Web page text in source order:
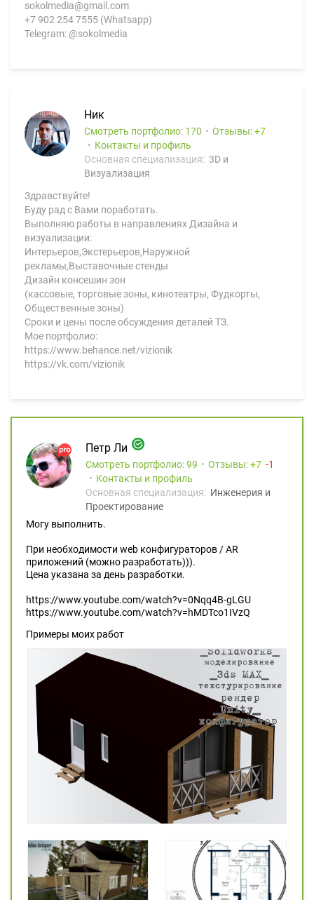
sokolmedia@gmail.com
+7 902 254 7555 (Whatsapp)
Telegram: @sokolmedia
Ник
Смотреть портфолио: 170 Отзывы:
7
Контакты и профиль
Основная специализация: 3D и
Визуализация
Здравствуйте!
Буду рад с Вами поработать.
Выполняю работы в направлениях Дизайна и
визуализации:
Интерьеров,Экстерьеров,Наружной
рекламы,Выставочные стенды
Дизайн консешин зон
(кассовые, торговые зоны, кинотеатры, Фудкорты,
Общественные зоны)
Сроки и цены после обсуждения деталей ТЗ.
Мое портфолио:
https://www.behance.net/vizionik
https://vk.com/vizionik
Петр Ли
Смотреть портфолио: 99 Отзывы: 7
1
Контакты и профиль
Основная специализация: Инженерия и
Проектирование
Могу выполнить.
При необходимости web конфигураторов / AR
приложений (можно разработать))).
Цена указана за день разработки.
https://www.youtube.com/watch?v=0Nqq4B-gLGU
https://www.youtube.com/watch?v=hMDTco1IVzQ
Примеры моих работ